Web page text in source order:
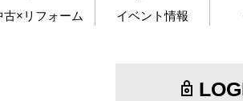
古×リフォーム イベント情報